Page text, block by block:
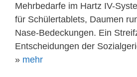
Mehrbedarfe im Hartz IV-
für Schülertablets, Daumen
Nase-Bedeckungen. Ein
Entscheidungen der
» mehr